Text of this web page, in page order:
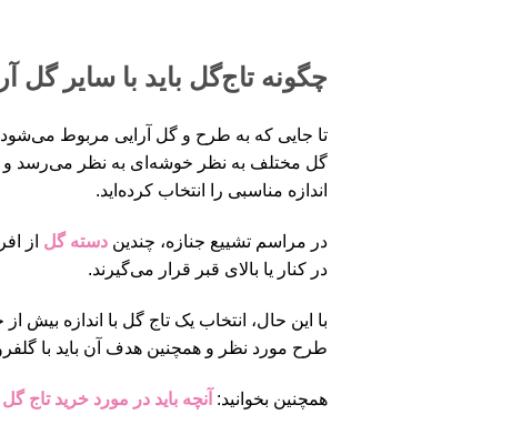
چگونه تاج‌گل باید با سایر
تا جایی که به طرح و گل آرایی مربوط می‌شود،
گل مختلف به نظر خوشه‌ای به نظر می‌رسد و
اندازه مناسبی را انتخاب کرده‌اید.
در مراسم تشییع جنازه، چندیندسته گل از
در کنار یا بالای قبر قرار می‌گیرند.
با این حال، انتخاب یک تاج گل با اندازه
طرح مورد نظر و همچنین هدف آن باید با
همچنین بخوانید: آنچه باید در مورد خرید تاج گل